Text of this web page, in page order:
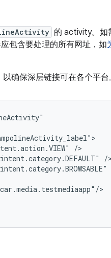
的 activity。如
包含要处理的所有网址，如
确保深层链接可在各个平台
/>
/>
>